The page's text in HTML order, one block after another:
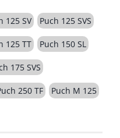
125 SV Puch 125 SVS
125 TT Puch 150 SL
175 SVS
250 TF Puch M 125